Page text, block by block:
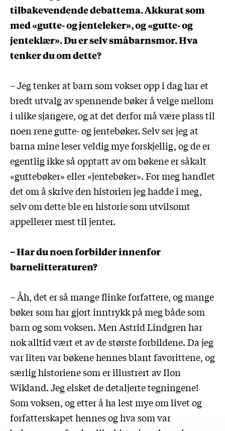
tilbakevendende debattema. Akkurat som
med «gutte- og jenteleker», og «gutte- og
jenteklær». Du er selv småbarnsmor. Hva
tenker du om dette?
– Jeg tenker at barn som vokser opp i dag har et
bredt utvalg av spennende bøker å velge mellom
i ulike sjangere, og at det derfor må være plass til
noen rene gutte- og jentebøker. Selv ser jeg at
barna mine leser veldig mye forskjellig, og de er
egentlig ikke så opptatt av om bøkene er såkalt
«guttebøker» eller «jentebøker». For meg handlet
det om å skrive den historien jeg hadde i meg,
selv om dette ble en historie som utvilsomt
appellerer mest til jenter.
– Har du noen forbilder innenfor
barnelitteraturen?
– Åh, det er så mange flinke forfattere, og mange
bøker som har gjort inntrykk på meg både som
barn og som voksen. Men Astrid Lindgren har
nok alltid vært et av de største forbildene. Da jeg
var liten var bøkene hennes blant favorittene, og
særlig historiene som er illustrert av Ilon
Wikland. Jeg elsket de detaljerte tegningene!
Som voksen, og etter å ha lest mye om livet og
forfatterskapet hennes og hva som var